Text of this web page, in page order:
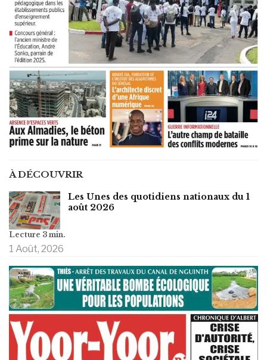
À DÉCOUVRIR
Les Unes des quotidiens nationaux du 1
août 2026
1 Août, 2026